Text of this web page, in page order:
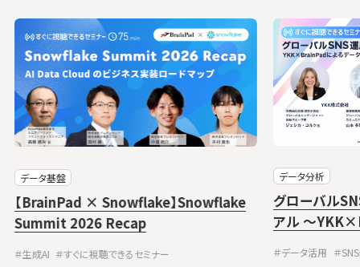
データ基盤
【BrainPad × Snowflake】Snowflake
Summit 2026 Recap
＃生成AI ＃すぐに視聴できるセミナー
データ分析
グローバル
アル ～
＃データ活用 ＃